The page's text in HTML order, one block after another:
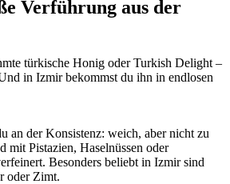
Verführung aus der
türkische Honig oder Turkish Delight –
in Izmir bekommst du ihn in endlosen
an der Konsistenz: weich, aber nicht zu
mit Pistazien, Haselnüssen oder
Besonders beliebt in Izmir sind
oder Zimt.